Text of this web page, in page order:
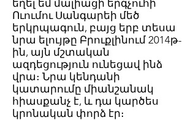
եղել եմ մալիացի երգչուհի
Ուումու Սանգարեի մեծ
երկրպագուն, բայց երբ տեսա
նրա ելույթը Բրուքլինում 2014թ-
ին, այն մշտական
ազդեցություն ունեցավ ինձ
վրա։ Նրա կենդանի
կատարումը միանշանակ
հիասքանչ է, և դա կարծես
կրոնական փորձ էր։